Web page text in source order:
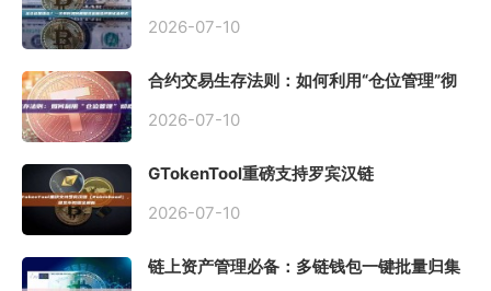
2026-07-10
合约交易生存法则：如何利用“仓位管理”彻
2026-07-10
GTokenTool重磅支持罗宾汉链
2026-07-10
链上资产管理必备：多链钱包一键批量归集